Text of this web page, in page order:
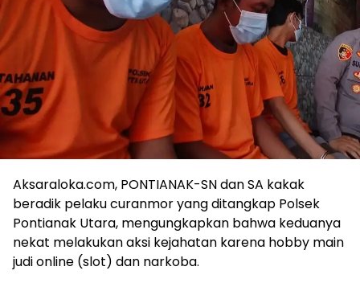
Aksaraloka.com, PONTIANAK-SN dan SA kakak
beradik pelaku curanmor yang ditangkap Polsek
Pontianak Utara, mengungkapkan bahwa keduanya
nekat melakukan aksi kejahatan karena hobby main
judi online (slot) dan narkoba.